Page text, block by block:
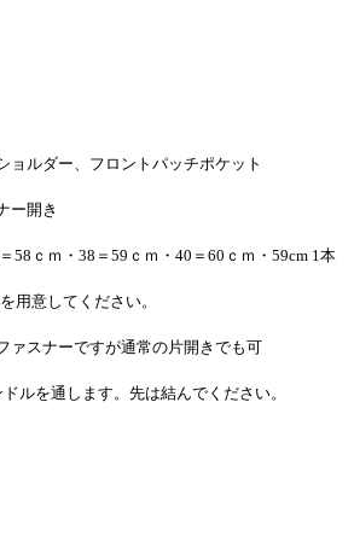
ョルダー、フロントパッチポケット
ー開き
58ｃｍ・38＝59ｃｍ・40＝60ｃｍ・59cm 1本
用意してください。
ァスナーですが通常の片開きでも可
ルを通します。先は結んでください。